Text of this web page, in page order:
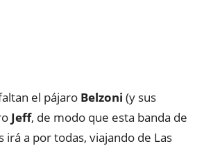
el pájaro Belzoni (y sus
Jeff, de modo que esta banda de
irá a por todas, viajando de Las